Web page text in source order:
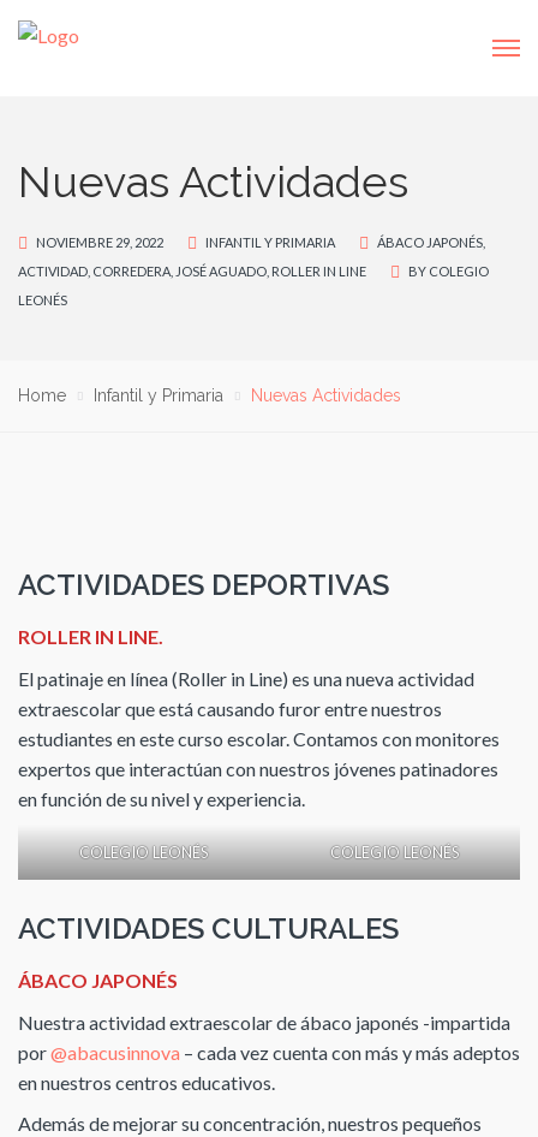
Nuevas Actividades
NOVIEMBRE 29, 2022 INFANTIL Y PRIMARIA ÁBACO JAPONÉS
ACTIVIDAD CORREDERA JOSÉ AGUADO ROLLER IN LINE BY COLEGIO
LEONÉS
Home Infantil y Primaria Nuevas Actividades
ACTIVIDADES DEPORTIVAS
ROLLER IN LINE.
El patinaje en línea (Roller in Line) es una nueva actividad
extraescolar que está causando furor entre nuestros
estudiantes en este curso escolar. Contamos con monitores
expertos que interactúan con nuestros jóvenes patinadores
en función de su nivel y experiencia.
COLEGIO LEONÉS COLEGIO LEONÉS
ACTIVIDADES CULTURALES
ÁBACO JAPONÉS
Nuestra actividad extraescolar de ábaco japonés -impartida
por@abacusinnova – cada vez cuenta con más y más adeptos
en nuestros centros educativos.
Además de mejorar su concentración, nuestros pequeños